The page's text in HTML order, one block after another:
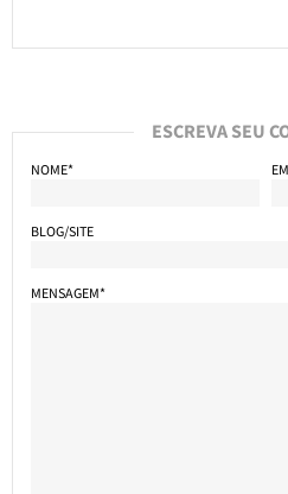
ESCREVA SEU
NOME*
BLOG/SITE
MENSAGEM*